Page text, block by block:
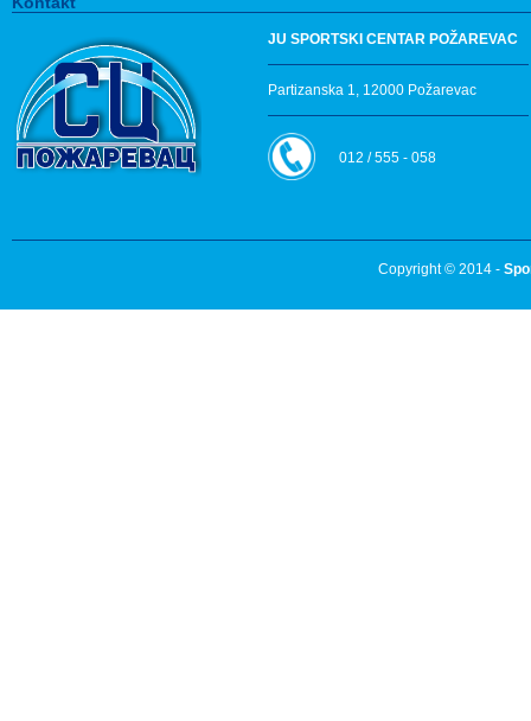
JU SPORTSKI CENTAR POŽAREVAC
Partizanska 1, 12000 Požarevac
012 / 555 - 058
Copyright © 2014 -